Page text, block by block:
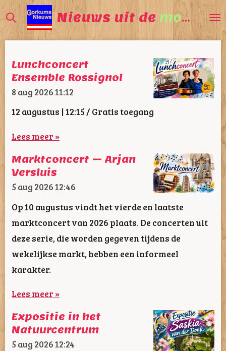
Ga
direct
naar
de
hoofdinhoud
Nieuws uit de mooiste
Lunchconcert
Ensemble Rossignol
8 aug 202611:12
12 augustus | 12:15 / Gratis toegang
Lees meer »
Marktconcert – Arjan
Versluis
5 aug 202612:46
Op 10 augustus vindt het vierde en laatste
marktconcert van 2026 plaats. De concerten uit
deze serie, die worden gegeven tijdens de
wekelijkse markt, hebben een informeel
karakter.
Lees meer »
Expositie in het
Natuurcentrum
5 aug 202612:24